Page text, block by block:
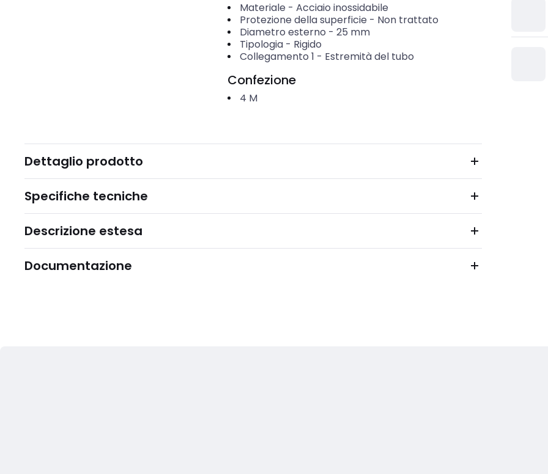
Materiale - Acciaio inossidabile
Protezione della superficie - Non trattato
Diametro esterno - 25 mm
Tipologia- Rigido
Collegamento 1 - Estremità del tubo
Confezione
4 M
Dettaglio prodotto
Specifiche tecniche
Descrizione estesa
Documentazione